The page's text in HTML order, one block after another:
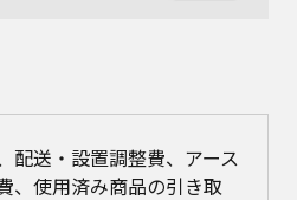
配送・設置調整費、アース
、使用済み商品の引き取